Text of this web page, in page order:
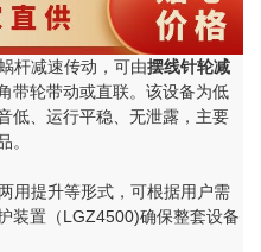
杆减速传动，可由摆线针轮减
带轮带动或直联。该设备为低
低、运行平稳、无泄露，主要
。
用提升等形式，可根据用户需
装置（LGZ4500)确保整套设备